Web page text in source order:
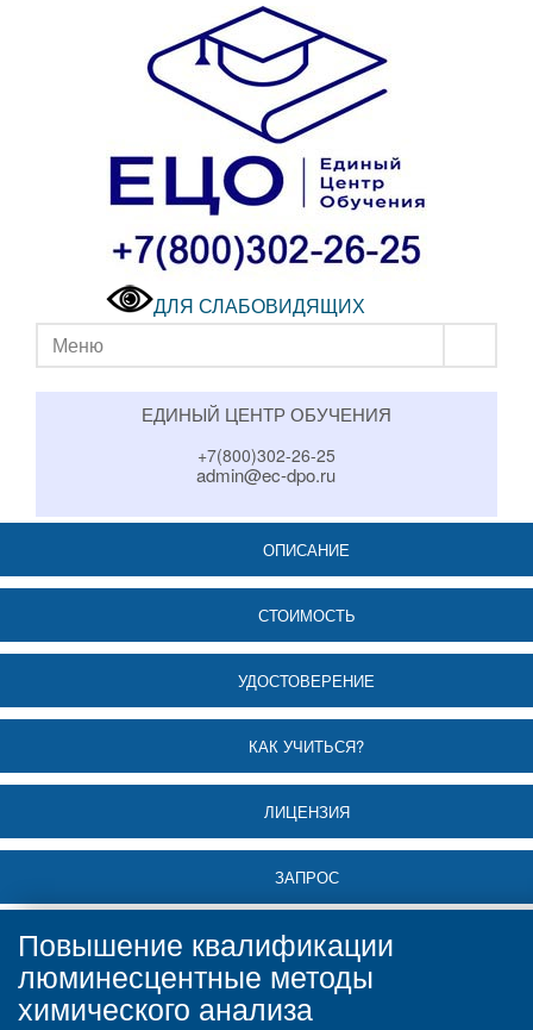
ДЛЯ СЛАБОВИДЯЩИХ
Меню
ЕДИНЫЙ ЦЕНТР ОБУЧЕНИЯ
+7(800)302-26-25
admin@ec-dpo.ru
ОПИСАНИЕ
СТОИМОСТЬ
УДОСТОВЕРЕНИЕ
КАК УЧИТЬСЯ?
ЛИЦЕНЗИЯ
ЗАПРОС
Повышение квалификации
люминесцентные методы
химического анализа